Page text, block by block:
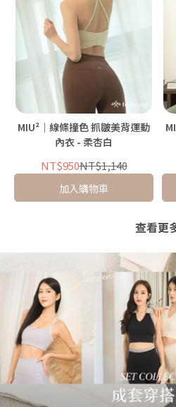
MIU²｜線條撞色 抓皺美背運動
內衣 - 柔杏白
NT$950NT$1,140
加入購物車
查看更